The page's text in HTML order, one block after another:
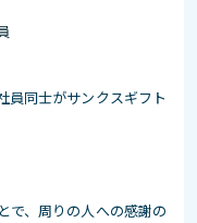
員同士がサンクスギフト
で、周りの人への感謝の